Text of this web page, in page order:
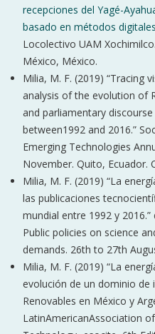
recepciones del Yagé-
basado en métodos
Locolectivo UAM
México, México.
Milia, M. F. (2019) “Tracing
analysis of the evolution of
and parliamentary
between1992 and 2016.”
Emerging Technologies
November. Quito, Ecuador.
Milia, M. F. (2019) “La
las publicaciones
mundial entre 1992 y
Public policies on science
demands. 26th to 27th
Milia, M. F. (2019) “La
evolución de un dominio de
Renovables en México y
LatinAmericanAssociation